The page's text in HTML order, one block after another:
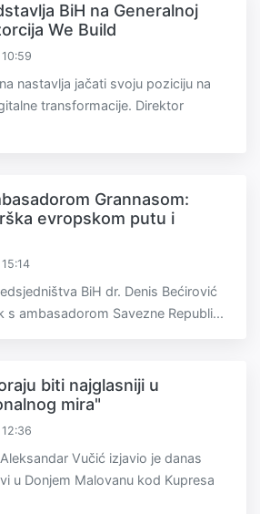
BiH na Generalnoj
We Build
nastavlja jačati svoju poziciju na
transformacije. Direktor
Grannasom:
evropskom putu i
BiH dr. Denis Bećirović
s ambasadorom Savezne Republi...
biti najglasniji u
mira"
Vučić izjavio je danas
u Donjem Malovanu kod Kupresa